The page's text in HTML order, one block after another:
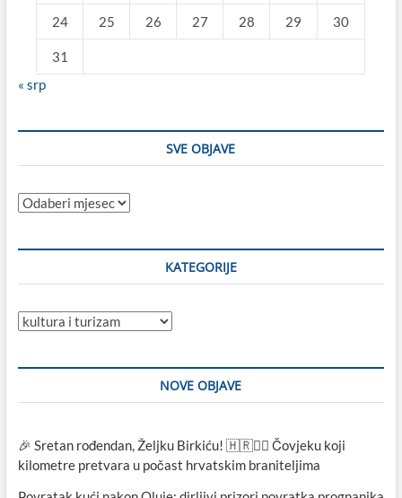
24 25 26 27 28 29 30
31
« srp
SVE OBJAVE
Sve
KATEGORIJE
Kategorije
NOVE OBJAVE
🎉 Sretan rođendan, Željku Birkiću! 🇭🇷🏃‍♂️ Čovjeku koji
kilometre pretvara u počast hrvatskim braniteljima